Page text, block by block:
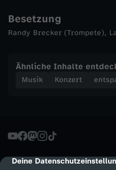
cmp-dialog-description
Deine
i
o
B
i
B
a
Besetzung
Randy Brecker (Trompete),
Ähnliche Inhalte
Musik Konzert